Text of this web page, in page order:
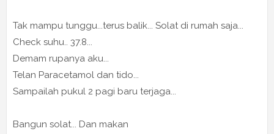
Tak mampu tunggu...terus balik... Solat di rumah saja...
Check suhu.. 37.8...
Demam rupanya aku...
Telan Paracetamol dan tido...
Sampailah pukul 2 pagi baru terjaga...
Bangun solat... Dan makan